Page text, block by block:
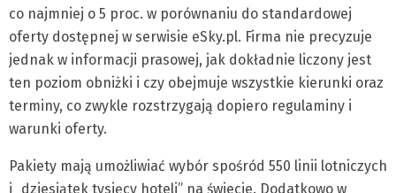
co najmniej o 5 proc. w porównaniu do standardowej
oferty dostępnej w serwisie eSky.pl. Firma nie precyzuje
jednak w informacji prasowej, jak dokładnie liczony jest
ten poziom obniżki i czy obejmuje wszystkie kierunki oraz
terminy, co zwykle rozstrzygają dopiero regulaminy i
warunki oferty.
Pakiety mają umożliwiać wybór spośród 550 linii lotniczych
i „dziesiątek tysięcy hoteli” na świecie. Dodatkowo w